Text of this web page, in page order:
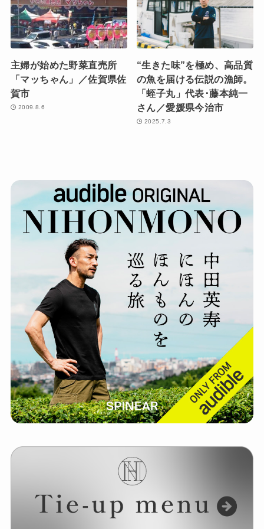
主婦が始めた野菜直売所
「マッちゃん」／佐賀県佐
賀市
2009.8.6
“生きた味”を極め、高品質
の魚を届ける伝説の漁師。
「蛭子丸」代表･藤本純一
さん／愛媛県今治市
2025.7.3